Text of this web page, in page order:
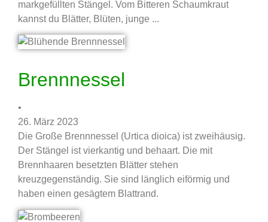
markgefüllten Stängel. Vom Bitteren Schaumkraut
kannst du Blätter, Blüten, junge ...
Brennnessel
•
26. März 2023
Die Große Brennnessel (Urtica dioica) ist zweihäusig.
Der Stängel ist vierkantig und behaart. Die mit
Brennhaaren besetzten Blätter stehen
kreuzgegenständig. Sie sind länglich eiförmig und
haben einen gesägtem Blattrand.